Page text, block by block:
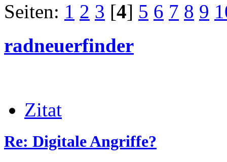
Seiten: 1 2 3 [4] 5 6 7 8 9
radneuerfinder
Zitat
Re: Digitale Angriffe?